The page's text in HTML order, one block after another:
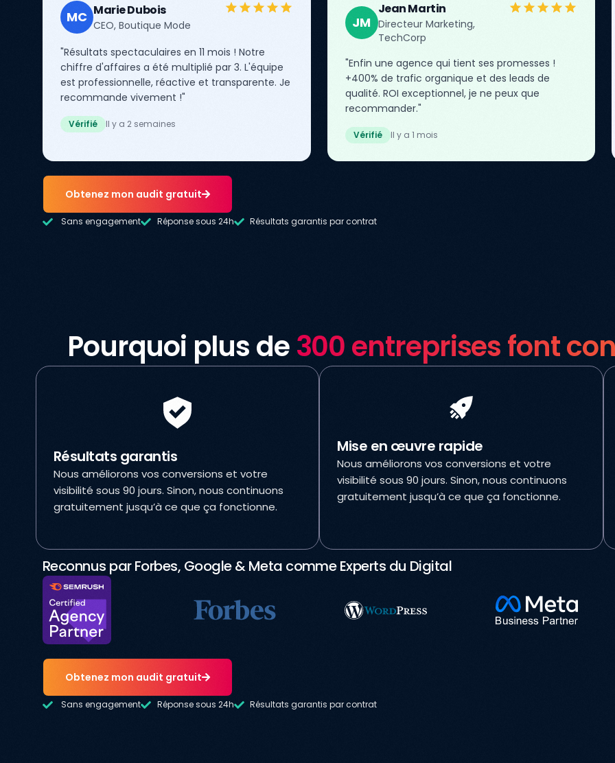
MC Marie Dubois
CEO, Boutique Mode
"Résultats spectaculaires en 11 mois ! Notre
chiffre d'affaires a été multiplié par 3. L'équipe
est professionnelle, réactive et transparente. Je
recommande vivement !"
Vérifié Il y a 2 semaines
JM
Jean Martin
Directeur Marketing,
TechCorp
"Enfin une agence qui tient ses promesses !
+400% de trafic organique et des leads de
qualité. ROI exceptionnel, je ne peux que
recommander."
Vérifié Il y a 1 mois
Obtenez mon audit gratuit
Sans engagement Réponse sous 24h Résultats garantis par contrat
Pourquoi plus de300 entreprises font
Résultats garantis
Nous améliorons vos conversions et votre
visibilité sous 90 jours. Sinon, nous continuons
gratuitement jusqu’à ce que ça fonctionne.
Mise en œuvre rapide
Nous améliorons vos conversions et votre
visibilité sous 90 jours. Sinon, nous continuons
gratuitement jusqu’à ce que ça fonctionne.
Reconnus par Forbes, Google & Meta comme Experts du Digital
Obtenez mon audit gratuit
Sans engagement Réponse sous 24h Résultats garantis par contrat